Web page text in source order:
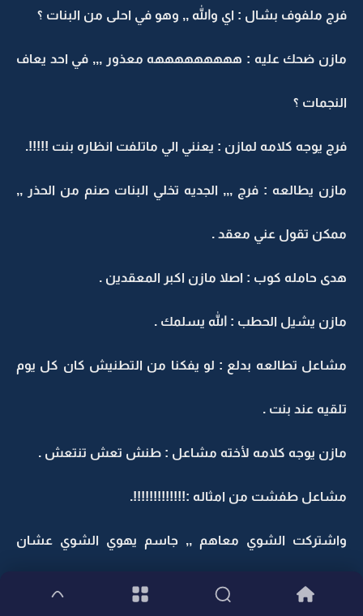
فرج ملفوف بشال : اي والله ,, وهو في احلى من البنات ؟
مازن ضحك عليه : هههههههههه معذور ,,, في احد يعاف
النجمات ؟
فرج يوجه كلامه لمازن : يعنني الي ماتلفت انظاره بنت !!!!!.
مازن يطالعه : فرج ,,, الجديه تخلي البنات صنم من الحذر ,,
ممكن تقول عني معقد .
هدى حامله كوب : اصلا مازن اكبر المعقدين .
مازن يشيل الحطب : الله يسلمك .
مشاعل تطالعه بدلع : لو يفكنا من التطنيش كان كل يوم
تلقيه عند بنت .
مازن يوجه كلامه لأخته مشاعل : طنش تعش تنتعش .
مشاعل طفشت من امثاله :!!!!!!!!!!!!!.
واشتركت الشوي معاهم ,, جاسم يهوي الشوي عشان
الدخان يروح ويضحك على مازن :ههههههههههه .